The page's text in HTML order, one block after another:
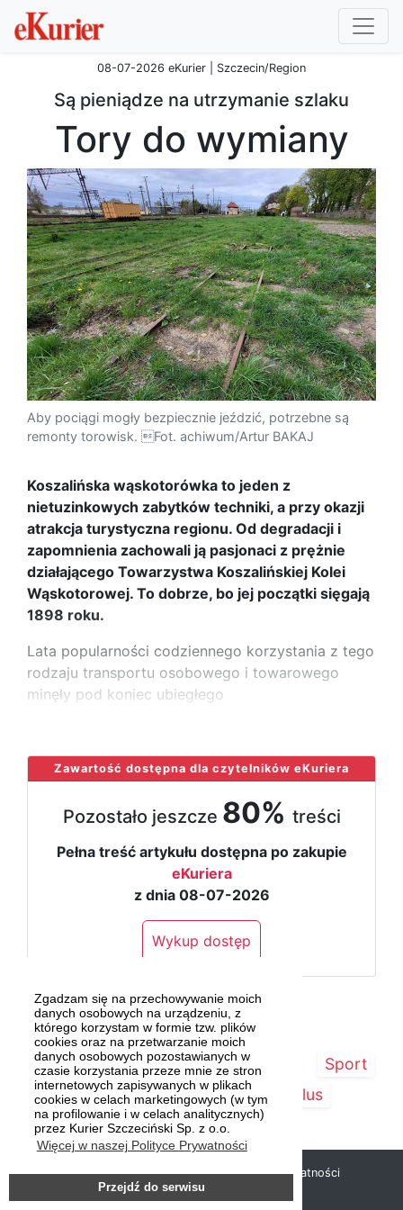
Zgadzam się na przechowywanie moich
danych osobowych na urządzeniu, z
którego korzystam w formie tzw. plików
cookies oraz na przetwarzanie moich
danych osobowych pozostawianych w
czasie korzystania przeze mnie ze stron
internetowych zapisywanych w plikach
cookies w celach marketingowych (w tym
na profilowanie i w celach analitycznych)
przez Kurier Szczeciński Sp. z o.o.
Więcej w naszej Polityce Prywatności
Przejdź do serwisu
08-07-2026 eKurier | Szczecin/Region
Są pieniądze na utrzymanie szlaku
Tory do wymiany
Aby pociągi mogły bezpiecznie jeździć, potrzebne są
remonty torowisk. Fot. achiwum/Artur BAKAJ
Koszalińska wąskotorówka to jeden z
nietuzinkowych zabytków techniki, a przy okazji
atrakcja turystyczna regionu. Od degradacji i
zapomnienia zachowali ją pasjonaci z prężnie
działającego Towarzystwa Koszalińskiej Kolei
Wąskotorowej. To dobrze, bo jej początki sięgają
1898 roku.
Lata popularności codziennego korzystania z tego
rodzaju transportu osobowego i towarowego
minęły pod koniec ubiegłego
Zawartość dostępna dla czytelników eKuriera
Pozostało jeszcze 80% treści
Pełna treść artykułu dostępna po zakupie
eKuriera
z dnia 08-07-2026
Wykup dostęp
Strona główna Szczecin/Region
Sport
Kultura
Kurier Plus
Copyright © 2019 Kurier Szczeciński |Polityka prywatności